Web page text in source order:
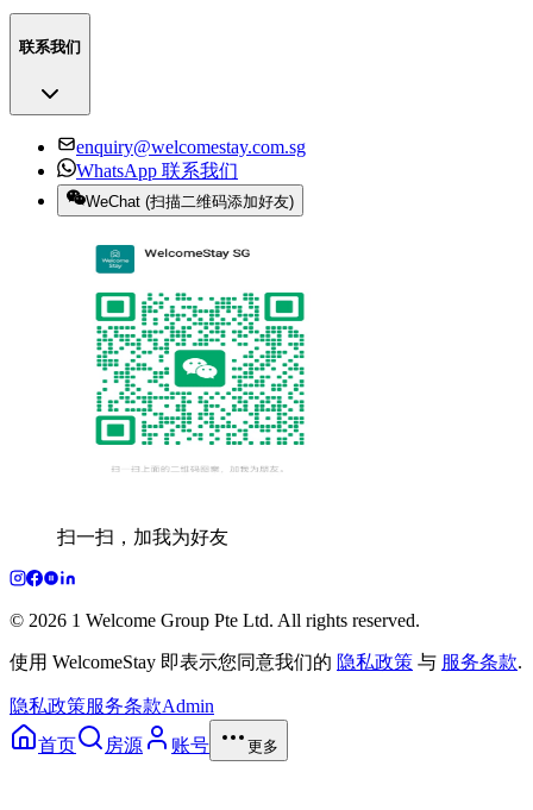
联系我们
enquiry@welcomestay.com.sg
WhatsApp 联系我们
WeChat (扫描二维码添加好友)
扫一扫，加我为好友
© 2026 1 Welcome Group Pte Ltd. All rights reserved.
使用 WelcomeStay 即表示您同意我们的 隐私政策 与 服务条款.
隐私政策服务条款Admin
首页
房源 账号 更多